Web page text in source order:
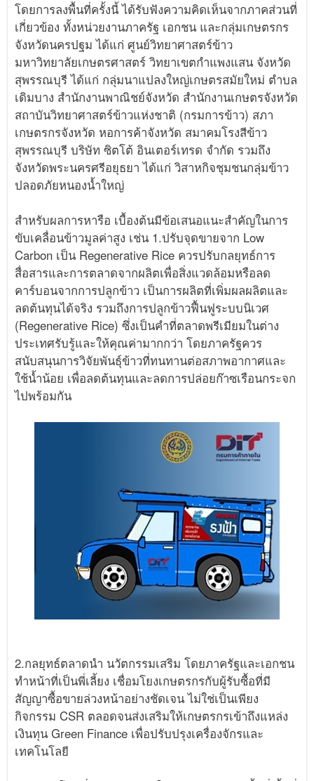
โดยการลงพื้นที่ครั้งนี้ ได้รับฟังความคิดเห็นจากภาคส่วนที่
เกี่ยวข้อง ทั้งหน่วยงานภาครัฐ เอกชน และกลุ่มเกษตรกร
จังหวัดนครปฐม ได้แก่ ศูนย์วิทยาศาสตร์ข้าว
มหาวิทยาลัยเกษตรศาสตร์ วิทยาเขตกำแพงแสน จังหวัด
สุพรรณบุรี ได้แก่ กลุ่มนาแปลงใหญ่เกษตรสมัยใหม่ ตำบล
เดิมบาง สำนักงานพาณิชย์จังหวัด สำนักงานเกษตรจังหวัด
สถาบันวิทยาศาสตร์ข้าวแห่งชาติ (กรมการข้าว) สภา
เกษตรกรจังหวัด หอการค้าจังหวัด สมาคมโรงสีข้าว
สุพรรณบุรี บริษัท ซิตโต้ อินเตอร์เทรด จำกัด รวมถึง
จังหวัดพระนครศรีอยุธยา ได้แก่ วิสาหกิจชุมชนกลุ่มข้าว
ปลอดภัยหนองน้ำใหญ่
สำหรับผลการหารือ เบื้องต้นมีข้อเสนอแนะสำคัญในการ
ขับเคลื่อนข้าวมูลค่าสูง เช่น 1.ปรับจุดขายจาก Low
Carbon เป็น Regenerative Rice ควรปรับกลยุทธ์การ
สื่อสารและการตลาดจากผลิตเพื่อสิ่งแวดล้อมหรือลด
คาร์บอนจากการปลูกข้าว เป็นการผลิตที่เพิ่มผลผลิตและ
ลดต้นทุนได้จริง รวมถึงการปลูกข้าวฟื้นฟูระบบนิเวศ
(Regenerative Rice) ซึ่งเป็นคำที่ตลาดพรีเมียมในต่าง
ประเทศรับรู้และให้คุณค่ามากกว่า โดยภาครัฐควร
สนับสนุนการวิจัยพันธุ์ข้าวที่ทนทานต่อสภาพอากาศและ
ใช้น้ำน้อย เพื่อลดต้นทุนและลดการปล่อยก๊าซเรือนกระจก
ไปพร้อมกัน
2.กลยุทธ์ตลาดนำ นวัตกรรมเสริม โดยภาครัฐและเอกชน
ทำหน้าที่เป็นพี่เลี้ยง เชื่อมโยงเกษตรกรกับผู้รับซื้อที่มี
สัญญาซื้อขายล่วงหน้าอย่างชัดเจน ไม่ใช่เป็นเพียง
กิจกรรม CSR ตลอดจนส่งเสริมให้เกษตรกรเข้าถึงแหล่ง
เงินทุน Green Finance เพื่อปรับปรุงเครื่องจักรและ
เทคโนโลยี